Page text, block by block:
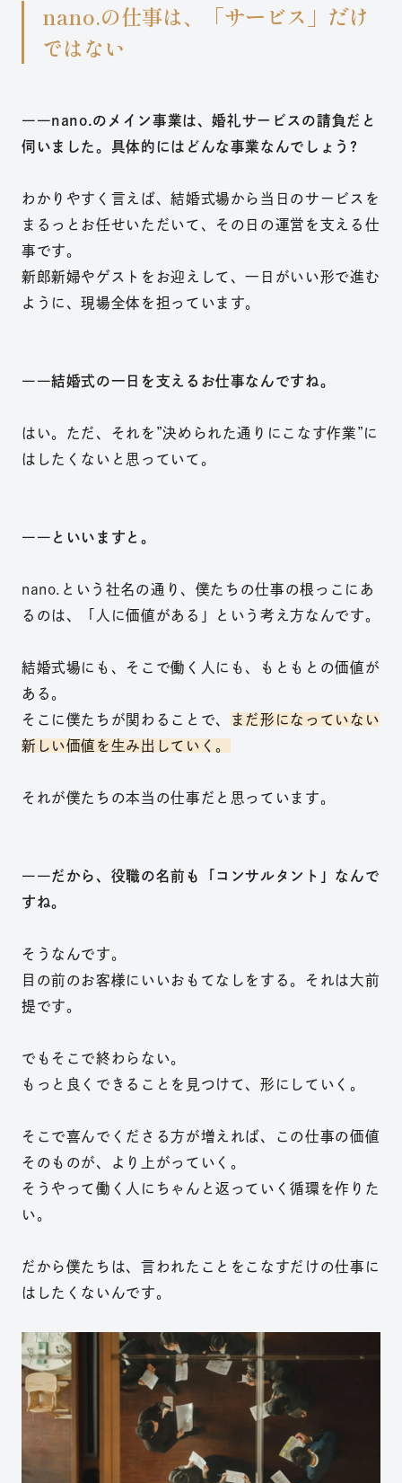
nano.の仕事は、「サービス」だけ
ではない
――nano.のメイン事業は、婚礼サービスの請負だと
伺いました。具体的には どんな事業なんでしょう?
わ かりやすく言えば、結婚式場から当日のサービスを
まるっとお任せいただ いて、その日の運営を支 える仕
事です。
新郎新婦やゲストをお迎えして、一 日がいい形で進む
ように、現場全体を担っています。
――結婚式の一日を支えるお仕事なんですね。
は い。ただ、それを”決められた通りにこなす作業”に
はしたくないと思っていて。
――といいますと。
nano.と いう社名の通り、僕たちの仕事の根っこにあ
るのは、「人 に価値がある」という考え方なんです。
結婚式場にも、そこで働く人にも、
もともとの価値が
ある。
そこに僕たちが関わることで、 まだ形になって いない
新しい価値を生み出 していく。
それが僕たちの本当の仕事だ と思っています。
――だから、役職の名前も「コンサルタン
ト」なんで
すね。
そうなんです。
目の前のお客様にいいおもてな しをする。それは大前
提です。
で もそこで終わらない。
もっと良くできるこ とを見つけて、形に していく。
そこで喜んでくださる方が増えれば、この仕事の価値
そのものが、より上がっていく。
そうやって働く人にち ゃんと返っていく循環 を作りた
い。
だから僕たちは、言われたことをこなすだけの仕事に
はしたく ないんです。